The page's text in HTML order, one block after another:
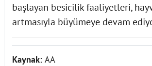
başlayan besicilik faaliyetleri,
artmasıyla büyümeye devam
Kaynak: AA